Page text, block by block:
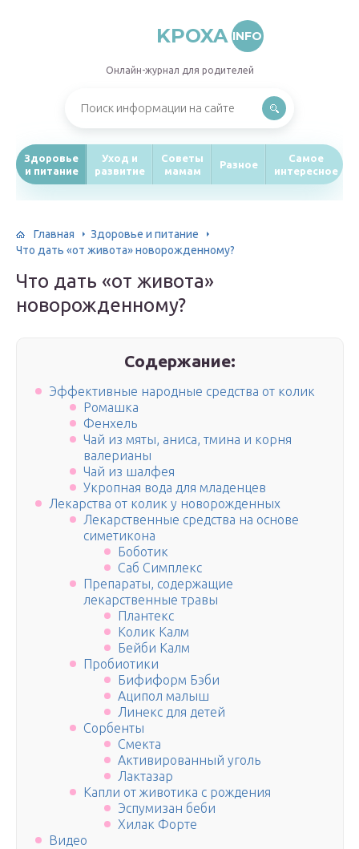
KPOXA INFO
Онлайн-журнал для родителей
Здоровье
и питание
Уход и
развитие
Советы
мамам
Разное
Самое
интересное
Главная
Здоровье и питание
Что дать «от живота» новорожденному?
Что дать «от живота»
новорожденному?
Содержание:
Эффективные народные средства от колик
Ромашка
Фенхель
Чай из мяты, аниса, тмина и корня
валерианы
Чай из шалфея
Укропная вода для младенцев
Лекарства от колик у новорожденных
Лекарственные средства на основе
симетикона
Боботик
Саб Симплекс
Препараты, содержащие
лекарственные травы
Плантекс
Колик Калм
Бейби Калм
Пробиотики
Бифиформ Бэби
Аципол малыш
Линекс для детей
Сорбенты
Смекта
Активированный уголь
Лактазар
Капли от животика с рождения
Эспумизан беби
Хилак Форте
Видео